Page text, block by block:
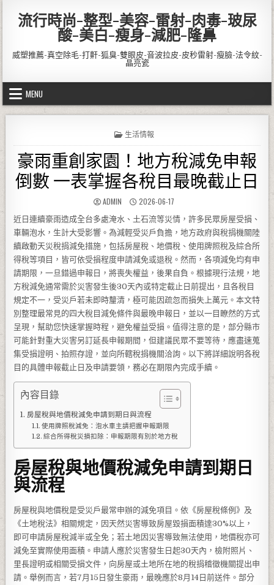
流行時尚-整型-美容-雷射-肉毒-玻尿
酸-美白-瘦身-減肥-隆鼻
威塑推薦-真空除毛-打鼾-狐臭-雙眼皮-音波拉皮-皮秒雷射-瘦臉-法令紋-
晶亮瓷
MENU
POSTED IN
生活情報
豪雨重創家園！地方稅減免申報
倒數 一表掌握各稅目最晚截止日
AUTHOR:
ADMIN PUBLISHED DATE:
2026-06-17
近日連續豪雨造成全台多處淹水、土石流等災情，許多民眾房屋受損、
車輛泡水，生計大受影響。為減輕受災戶負擔，地方政府與稅捐機關陸
續啟動天災稅捐減免措施，包括房屋稅、地價稅、使用牌照稅及綜合所
得稅等項目，皆可依受損程度申請減免或退稅。然而，各項減免均有申
請期限，一旦錯過申報日，將喪失權益，後果自負。根據現行法規，地
方稅減免通常需於災害發生後30天內或特定截止日前提出，且各稅目
規定不一，受災戶若未即時釐清，極可能因疏忽而損失上萬元。本文特
別整理最常見的四大稅目減免條件與最晚申報日，並以一目瞭然的方式
呈現，幫助您快速掌握時程，避免權益受損。值得注意的是，部分縣市
可能針對重大災害另訂延長申報期間，但建議民眾不要等待，應盡速蒐
集受損證明、拍照存證，並向所轄稅捐機關洽詢。以下將詳細說明各稅
目的具體申報截止日及申請要領，務必在期限內完成手續。
內容目錄
房屋稅與地價稅減免申請到期日與流程
使用牌照稅減免：泡水車主請把握申報期限
綜合所得稅災損扣除：申報期限有別於地方稅
房屋稅與地價稅減免申請到期日
與流程
房屋稅與地價稅是受災戶最常申辦的減免項目。依《房屋稅條例》及
《土地稅法》相關規定，因天然災害導致房屋毀損面積達30%以上，
即可申請房屋稅減半或全免；若土地因災害導致無法使用，地價稅亦可
減免至實際使用面積。申請人應於災害發生日起30天內，檢附照片、
里長證明或相關受損文件，向房屋或土地所在地的稅捐稽徵機關提出申
請。舉例而言，若7月15日發生豪雨，最晚應於8月14日前送件。部分